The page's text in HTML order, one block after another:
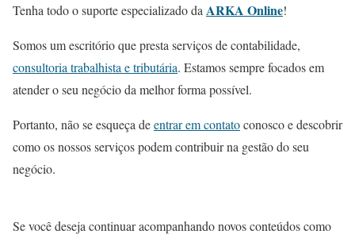
Tenha todo o suporte especializado da ARKA Online!
Somos um escritório que presta serviços de contabilidade,
consultoria trabalhista e tributária. Estamos sempre focados em
atender o seu negócio da melhor forma possível.
Portanto, não se esqueça deentrar em contatoconosco e descobrir
como os nossos serviços podem contribuir na gestão do seu
negócio.
Se você deseja continuar acompanhando novos conteúdos como